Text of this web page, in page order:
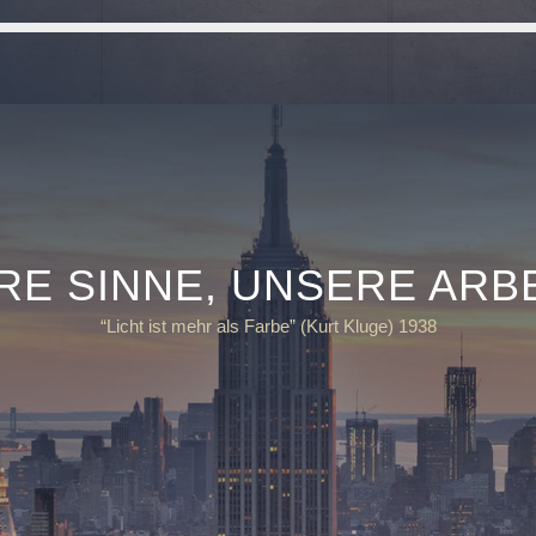
SINNE, UNSERE
“Licht ist mehr als Farbe” (Kurt Kluge) 1938